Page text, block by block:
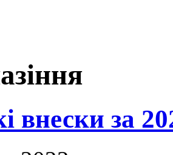
внески за